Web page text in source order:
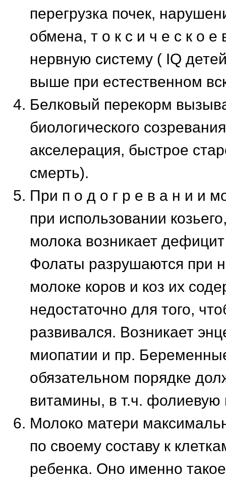
перегрузка почек,
обмена, т о к с и ч е с к о е
нервную систему ( IQ
выше при естественном
Белковый перекорм
биологического
акселерация, быстрое
смерть).
При п о д о г р е в а н и и
при использовании
молока возникает
Фолаты разрушаются при
молоке коров и коз их
недостаточно для того,
развивался. Возникает
миопатии и пр.
обязательном порядке
витамины, в т.ч. фолиевую
Молоко матери
по своему составу к
ребенка. Оно именно